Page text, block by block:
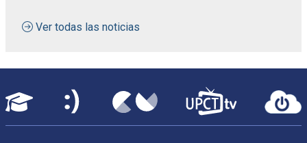
Ver todas las noticias